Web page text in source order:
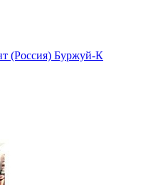
(Россия) Буржуй-К